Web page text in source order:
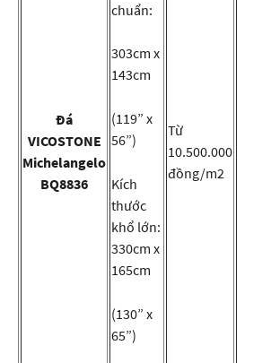
Đá
VICOSTONE
Michelangelo
BQ8836
chuẩn:
303cm x
143cm
(119” x
56”)
Kích
thước
khổ lớn:
330cm x
165cm
(130” x
65”)
Từ
10.500.000
đồng/m2